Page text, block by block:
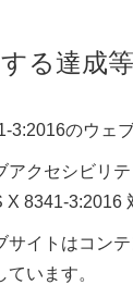
る達成
3:2016のウェ
クセシビリ
X 8341-3:2016
イトはコン
います。